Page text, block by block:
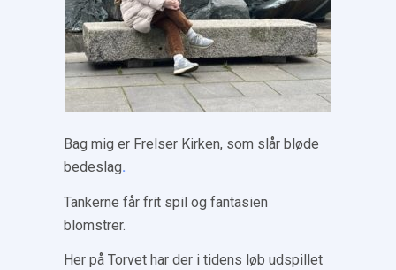
Bag mig er Frelser Kirken, som slår bløde
bedeslag.
Tankerne får frit spil og fantasien
blomstrer.
Her på Torvet har der i tidens løb udspillet